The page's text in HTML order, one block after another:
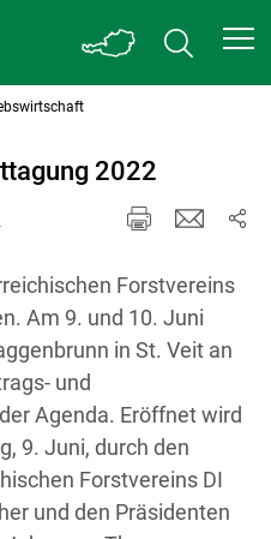
2022
Forstvereins
Am 9. und 10. Juni
in St. Veit an
und
Agenda. Eröffnet wird
9. Juni, durch den
Forstvereins DI
und den Präsidenten